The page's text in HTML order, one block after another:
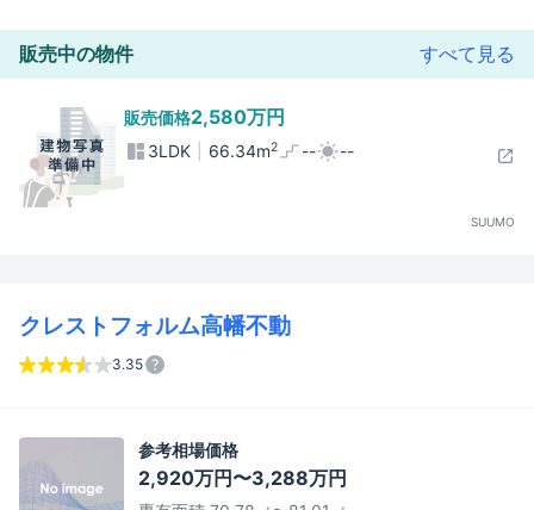
販売中の物件 すべて見る
販売価格2,580万円
3LDK 66.34m2 -- --
SUUMO
クレストフォルム高幡不動
3.35
参考相場価格
2,920万円〜3,288万円